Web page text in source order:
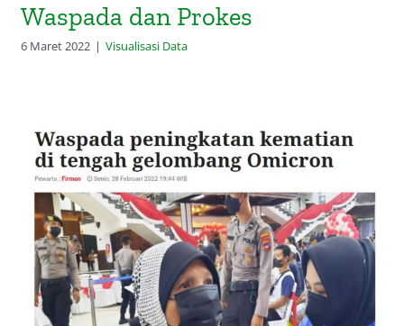
Waspada dan Prokes
6 Maret 2022 | Visualisasi Data
Waspada peningkatan kematian di
tengah gelombang Omicron
(Antara, 28 Februari 2022)